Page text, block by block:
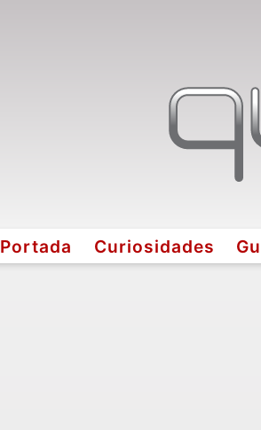
Portada Curiosidades